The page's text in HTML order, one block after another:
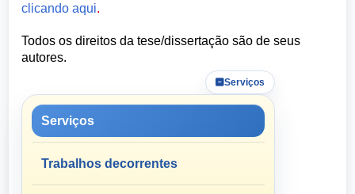
clicando aqui.
Todos os direitos da tese/dissertação são de seus
autores.
Serviços
Serviços
Trabalhos decorrentes